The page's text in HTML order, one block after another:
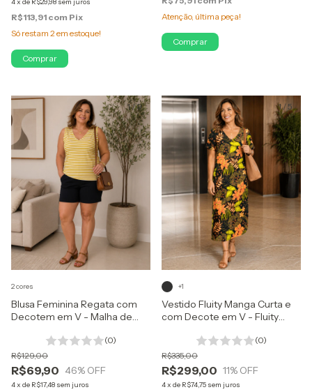
4x de R$29,98 sem juros
R$113,91 com Pix
Só restam 2em estoque!
Comprar
Atenção, última peça!
Comprar
1/9
Blusa Feminina Regata com
Decotem em V - Malha de
(0)
R$69,90
R$129,00
46% OFF
4x de R$17,48 sem juros
2 cores
1/5
Vestido Fluity Manga Curta e
com Decote em V - Fluity
(0)
R$299,00
R$335,00
11% OFF
4x de R$74,75 sem juros
+1